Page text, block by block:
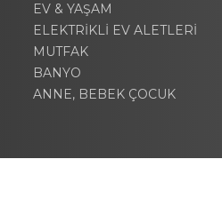
EV & YAŞAM
ELEKTRİKLİ EV ALETLERİ
MUTFAK
BANYO
ANNE, BEBEK ÇOCUK